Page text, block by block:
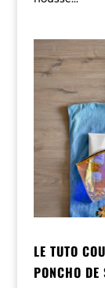
LE TUTO
PONCHO DE